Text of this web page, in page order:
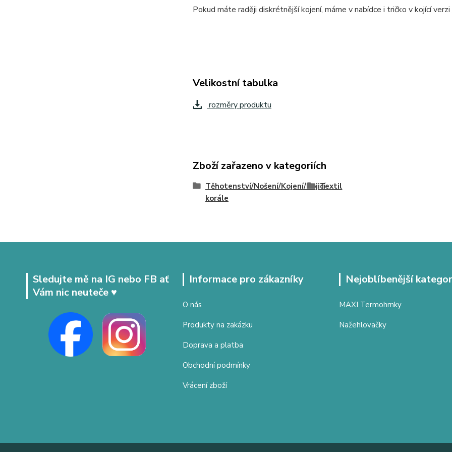
Pokud máte raději diskrétnější kojení, máme v nabídce i tričko v kojící verzi
Velikostní tabulka
rozměry produktu
Zboží zařazeno v kategoriích
Těhotenství/Nošení/Kojení/Kojicí
korále
Textil
Sledujte mě na IG nebo FB ať
Vám nic neuteče ♥
Informace pro zákazníky
O nás
Produkty na zakázku
Doprava a platba
Obchodní podmínky
Vrácení zboží
Nejoblíbenější
MAXI Termohrnky
Nažehlovačky